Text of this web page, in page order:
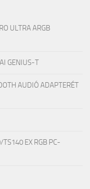
ULTRA ARGB
GENIUS-T
AUDIÓ ADAPTERÉT
TS140 EX RGB PC-